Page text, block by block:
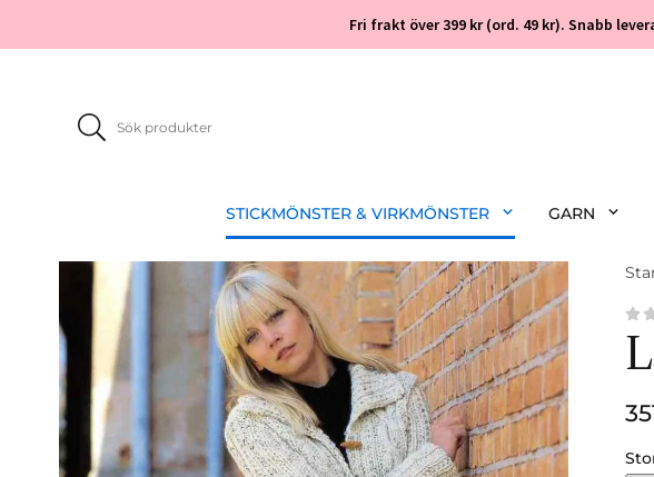
Fri frakt över 399 kr (ord. 49 kr). Snabb
STICKMÖNSTER & VIRKMÖNSTER GARN